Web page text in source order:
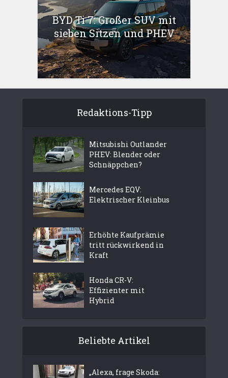
BYD Ti 7: Großer SUV mit
sieben Sitzen und PHEV
Redaktions-Tipp
Mitsubishi Outlander
PHEV: Blender oder
Schnäppchen?
Mercedes EQV:
Elektrischer Kleinbus
Erhöhte Kaufprämie
tritt rückwirkend in
Kraft
Honda CR-V:
Effizienter mit
Hybrid
Beliebte Artikel
„Alexa, frage Skoda: